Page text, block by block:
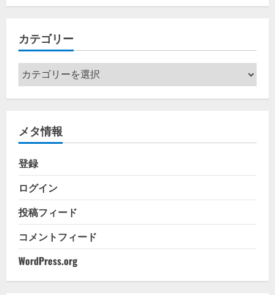
カ
ブ
カテゴリー
カ
テ
ゴ
ー
メタ情報
登録
ログイン
投稿フィード
コメントフィード
WordPress.org